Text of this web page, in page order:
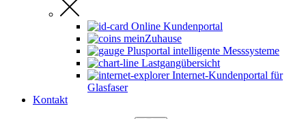
Online Kundenportal
meinZuhause
Plusportal intelligente Messsysteme
Lastgangübersicht
Internet-Kundenportal für
Glasfaser
Kontakt